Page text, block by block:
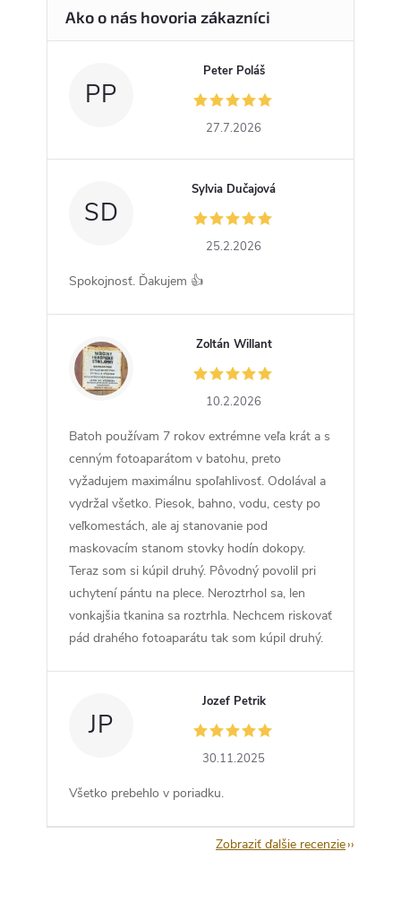
PP
Peter Poláš
27.7.2026
SD
Sylvia Dučajová
25.2.2026
Spokojnosť. Ďakujem 👍
ZW
Zoltán Willant
10.2.2026
Batoh používam 7 rokov extrémne veľa krát a s
cenným fotoaparátom v batohu, preto
vyžadujem maximálnu spoľahlivosť. Odolával a
vydržal všetko. Piesok, bahno, vodu, cesty po
veľkomestách, ale aj stanovanie pod
maskovacím stanom stovky hodín dokopy.
Teraz som si kúpil druhý. Pôvodný povolil pri
uchytení pántu na plece. Neroztrhol sa, len
vonkajšia tkanina sa roztrhla. Nechcem riskovať
pád drahého fotoaparátu tak som kúpil druhý.
JP
Jozef Petrik
30.11.2025
Všetko prebehlo v poriadku.
Zobraziť ďalšie recenzie